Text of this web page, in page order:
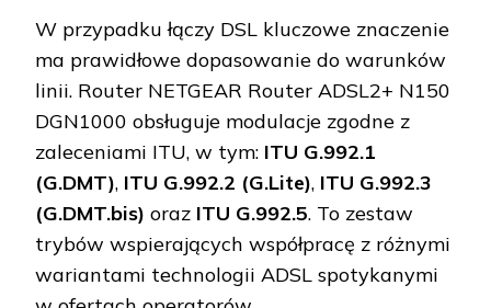
W przypadku łączy DSL kluczowe znaczenie
ma prawidłowe dopasowanie do warunków
linii. Router NETGEAR Router ADSL2+ N150
DGN1000 obsługuje modulacje zgodne z
zaleceniami ITU, w tym: ITU G.992.1
(G.DMT), ITU G.992.2 (G.Lite), ITU G.992.3
(G.DMT.bis) oraz ITU G.992.5. To zestaw
trybów wspierających współpracę z różnymi
wariantami technologii ADSL spotykanymi